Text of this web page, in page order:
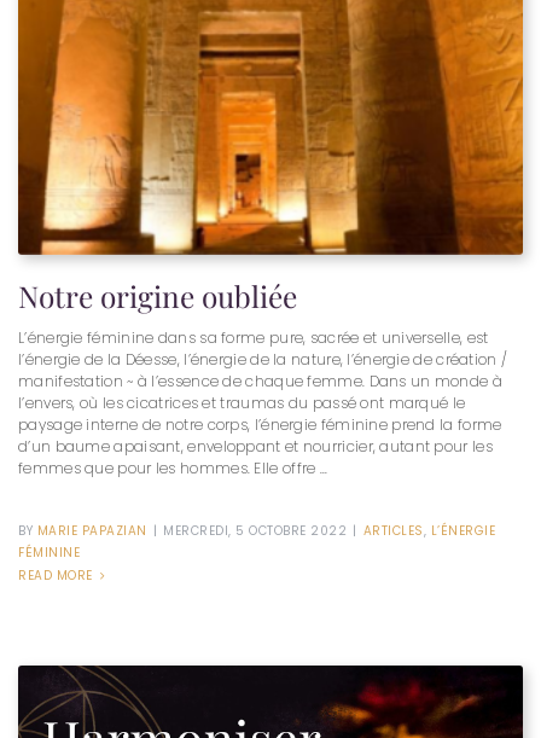
Notre origine oubliée
L’énergie féminine dans sa forme pure, sacrée et universelle, est
l’énergie de la Déesse, l’énergie de la nature, l’énergie de création /
manifestation ~ à l’essence de chaque femme. Dans un monde à
l’envers, où les cicatrices et traumas du passé ont marqué le
paysage interne de notre corps, l’énergie féminine prend la forme
d’un baume apaisant, enveloppant et nourricier, autant pour les
femmes que pour les hommes. Elle offre ...
BY MARIE PAPAZIAN | MERCREDI, 5 OCTOBRE 2022 | ARTICLES, L’ÉNERGIE
FÉMININE
READ MORE